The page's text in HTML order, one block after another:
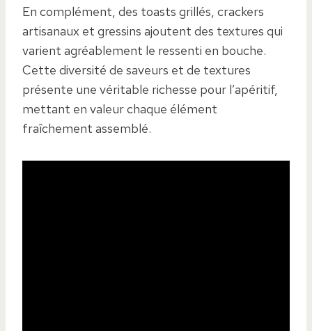
En complément, des toasts grillés, crackers
artisanaux et gressins ajoutent des textures qui
varient agréablement le ressenti en bouche.
Cette diversité de saveurs et de textures
présente une véritable richesse pour l’apéritif,
mettant en valeur chaque élément
fraîchement assemblé.